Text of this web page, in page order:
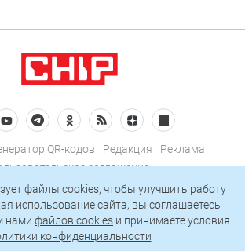
QR-кодов Редакция
Реклама
соглашение
конфиденциальности
Подписаться на рассылку
файлы cookies, чтобы улучшить работу
использование сайта, вы соглашаетесь
нами файлов cookies и принимаете условия
конфиденциальности